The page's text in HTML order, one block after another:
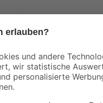
Zink-Dachrinne
37,99€